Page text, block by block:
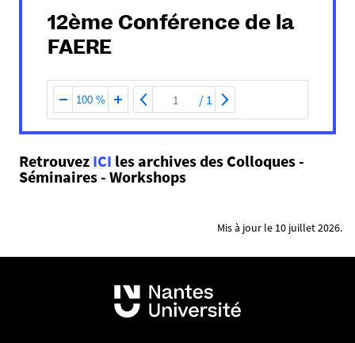
12ème Conférence de la
FAERE
100 % / 1
Retrouvez ICI les archives des Colloques -
Séminaires - Workshops
Mis à jour le 10 juillet 2026.